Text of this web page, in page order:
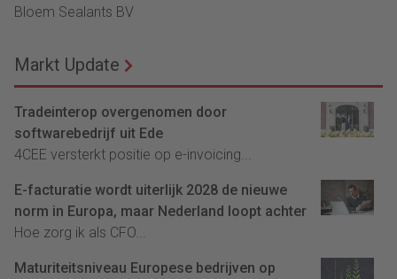
Bloem Sealants BV
Markt Update
Tradeinterop overgenomen door
softwarebedrijf uit Ede
4CEE versterkt positie op e-invoicing...
E-facturatie wordt uiterlijk 2028 de nieuwe
norm in Europa, maar Nederland loopt achter
Hoe zorg ik als CFO...
Maturiteitsniveau Europese bedrijven op